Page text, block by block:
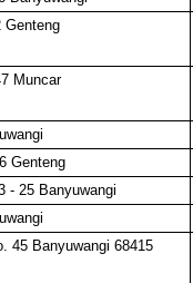
Genteng
Muncar
Genteng
- 25 Banyuwangi
45 Banyuwangi 68415